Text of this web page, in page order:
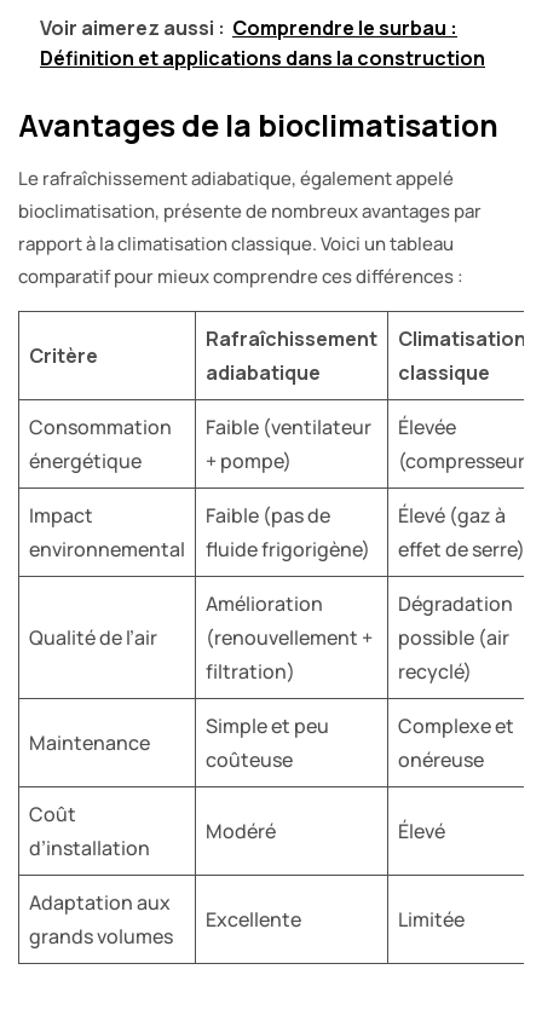
Voir aimerez aussi : Comprendre le surbau :
Définition et applications dans la construction
Avantages de la bioclimatisation
Le rafraîchissement adiabatique, également appelé
bioclimatisation, présente de nombreux avantages par
rapport à la climatisation classique. Voici un tableau
comparatif pour mieux comprendre ces différences :
Critère
Rafraîchissement
adiabatique
Climatisation
classique
Consommation
énergétique
Faible (ventilateur
+ pompe)
Élevée
(compresseur)
Impact
environnemental
Faible (pas de
fluide frigorigène)
Élevé (gaz à
effet de serre)
Qualité de l’air
Amélioration
(renouvellement +
filtration)
Dégradation
possible (air
recyclé)
Maintenance
Simple et peu
coûteuse
Complexe et
onéreuse
Coût
d’installation
Modéré Élevé
Adaptation aux
grands volumes
Excellente Limitée